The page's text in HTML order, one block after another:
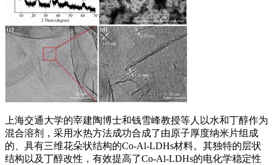
上海交通大学的宰建陶博士和钱雪峰教授等人以水和丁醇作为
混合溶剂，采用水热方法成功合成了由原子厚度纳米片组成
的、具有三维花朵状结构的Co-Al-LDHs材料。其独特的层状
结构以及丁醇改性，有效提高了Co-Al-LDHs的电化学稳定性